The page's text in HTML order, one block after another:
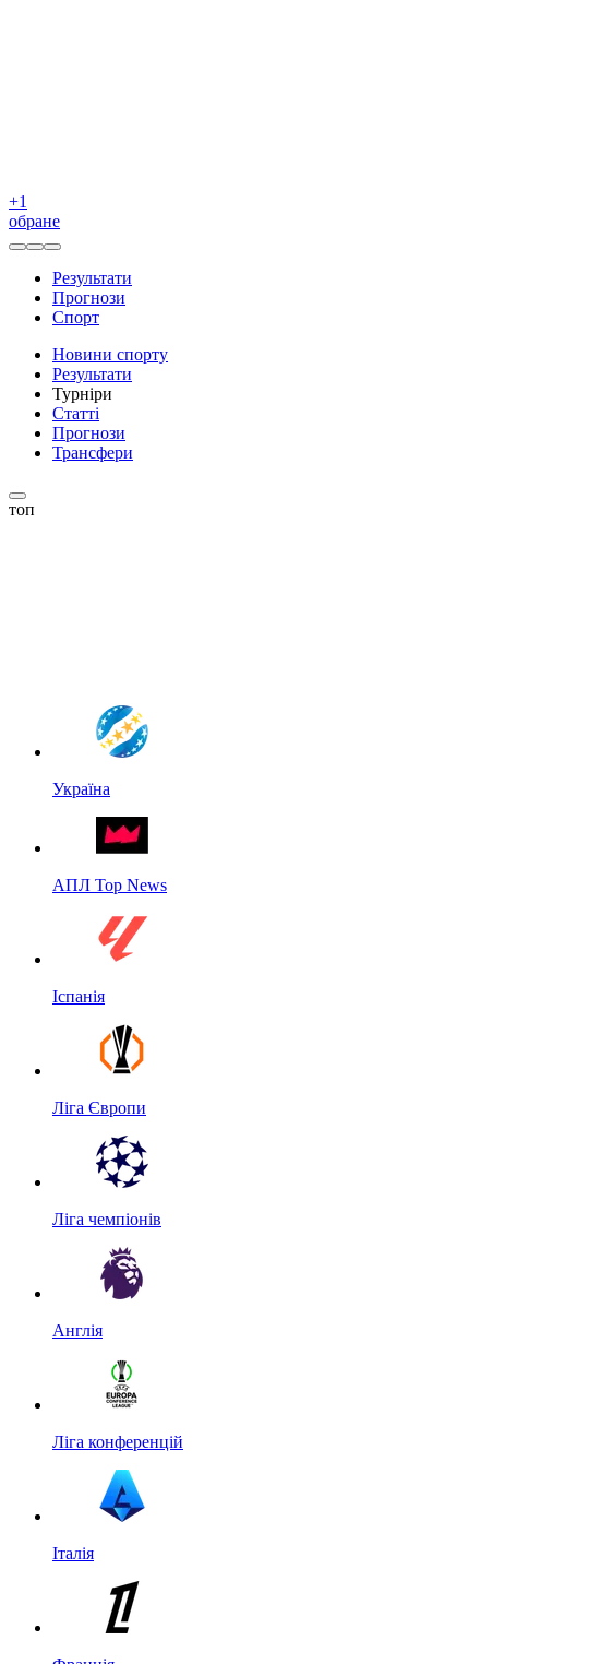
+1
обране
Результати
Прогнози
Спорт
Новини спорту
Результати
Турніри
Статті
Прогнози
Трансфери
топ
Україна
АПЛ Top News
Іспанія
Ліга Європи
Ліга чемпіонів
Англія
Ліга конференцій
Італія